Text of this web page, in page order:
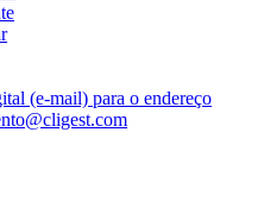
(e-mail) para o endereço